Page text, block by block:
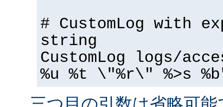
# CustomLog with
string
CustomLog logs/
%u %t \"%r\" %>s